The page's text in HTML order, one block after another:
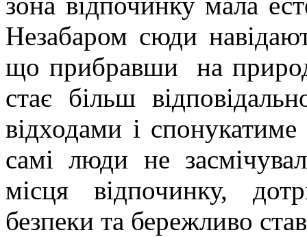
Незабаром сюди
що прибравши на
стає більш
відходами і
самі люди не
місця відпочинку,
безпеки та бережливо